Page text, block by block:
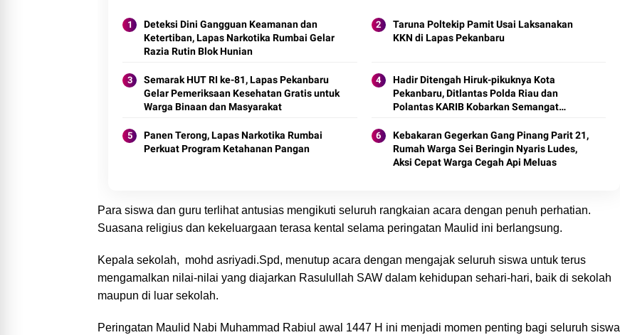
Deteksi Dini Gangguan Keamanan dan
Ketertiban, Lapas Narkotika Rumbai Gelar
Razia Rutin Blok Hunian
Taruna Poltekip Pamit Usai Laksanakan
KKN di Lapas Pekanbaru
Semarak HUT RI ke-81, Lapas Pekanbaru
Gelar Pemeriksaan Kesehatan Gratis untuk
Warga Binaan dan Masyarakat
Hadir Ditengah Hiruk-pikuknya Kota
Pekanbaru, Ditlantas Polda Riau dan
Polantas KARIB Kobarkan Semangat
Policing Jelang HUT RI Ke-81 Tahun
Panen Terong, Lapas Narkotika Rumbai
Perkuat Program Ketahanan Pangan
Kebakaran Gegerkan Gang Pinang Parit 21,
Rumah Warga Sei Beringin Nyaris Ludes,
Aksi Cepat Warga Cegah Api Meluas
Para siswa dan guru terlihat antusias mengikuti seluruh rangkaian acara dengan penuh perhatian.
Suasana religius dan kekeluargaan terasa kental selama peringatan Maulid ini berlangsung.
Kepala sekolah, mohd asriyadi.Spd, menutup acara dengan mengajak seluruh siswa untuk terus
mengamalkan nilai-nilai yang diajarkan Rasulullah SAW dalam kehidupan sehari-hari, baik di sekolah
maupun di luar sekolah.
Peringatan Maulid Nabi Muhammad Rabiul awal 1447 H ini menjadi momen penting bagi seluruh siswa